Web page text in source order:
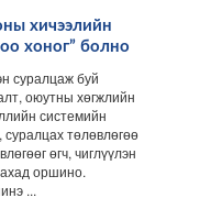
хичээлийн
хоног” болно
суралцаж буй
оюутны хөгжлийн
системийн
суралцах төлөвлөгөө
өгч, чиглүүлэн
оршино.
...